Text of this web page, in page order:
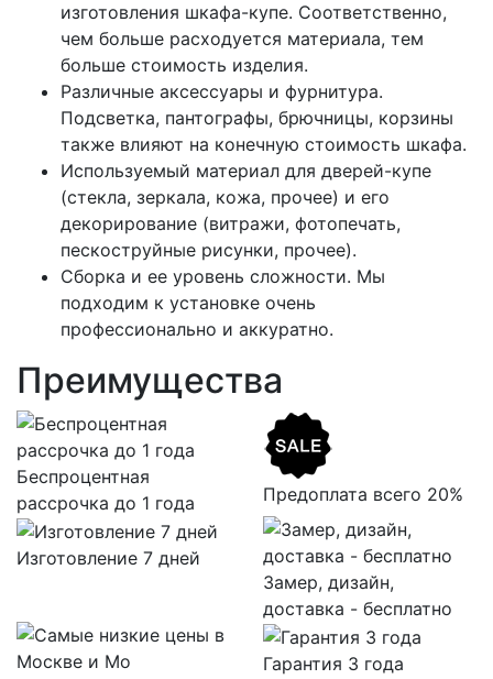
изготовления шкафа-купе. Соответственно,
чем больше расходуется материала, тем
больше стоимость изделия.
Различные аксессуары и фурнитура.
Подсветка, пантографы, брючницы, корзины
также влияют на конечную стоимость шкафа.
Используемый материал для дверей-купе
(стекла, зеркала, кожа, прочее) и его
декорирование (витражи, фотопечать,
пескоструйные рисунки, прочее).
Сборка и ее уровень сложности. Мы
подходим к установке очень
профессионально и аккуратно.
Преимущества
Беспроцентная
рассрочка до 1 года
Предоплата всего 20%
Изготовление 7 дней
Замер, дизайн,
доставка - бесплатно
Гарантия 3 года